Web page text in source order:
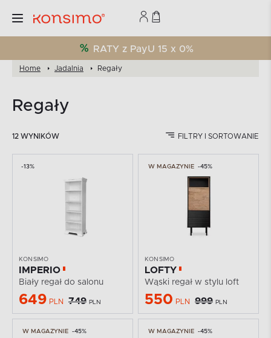
RATY z PayU 15 x 0%
Home Jadalnia Regały
Regały
12 WYNIKÓW FILTRY I SORTOWANIE
-13%
KONSIMO
IMPERIO
Biały regał do salonu
649 PLN 749 PLN
W MAGAZYNIE -45%
KONSIMO
LOFTY
Wąski regał w stylu loft
550 PLN 999 PLN
W MAGAZYNIE -45% W MAGAZYNIE -45%